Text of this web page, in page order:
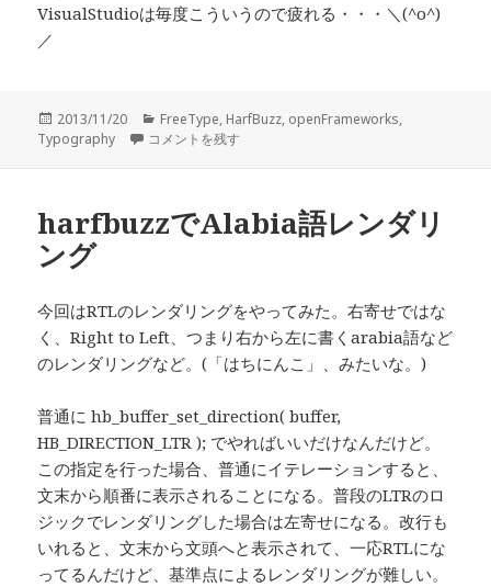
VisualStudioは毎度こういうので疲れる・・・＼(^o^)
／
投
稿
2013/11/20
カ
テ
FreeType, HarfBuzz, openFrameworks,
Typography
HarfBuzzのStaticライブラリを作る。winとmac。 に
コメントを残す
harfbuzzでAlabia語レンダリ
ング
今回はRTLのレンダリングをやってみた。右寄せではな
く、Right to Left、つまり右から左に書くarabia語など
のレンダリングなど。(「はちにんこ」、みたいな。)
普通に hb_buffer_set_direction( buffer,
HB_DIRECTION_LTR ); でやればいいだけなんだけど。
この指定を行った場合、普通にイテレーションすると、
文末から順番に表示されることになる。普段のLTRのロ
ジックでレンダリングした場合は左寄せになる。改行も
いれると、文末から文頭へと表示されて、一応RTLにな
ってるんだけど、基準点によるレンダリングが難しい。